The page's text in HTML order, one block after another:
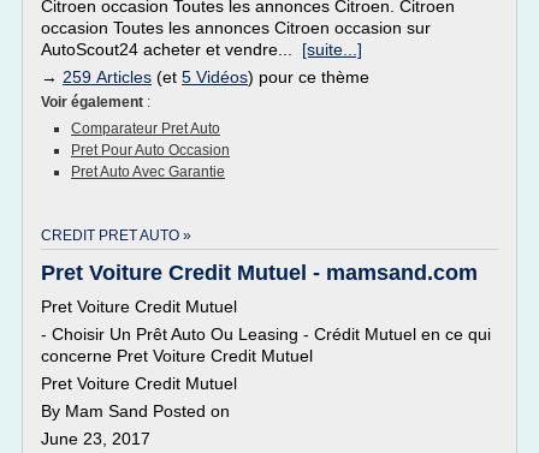
Citroen occasion Toutes les annonces Citroen. Citroen
occasion Toutes les annonces Citroen occasion sur
AutoScout24 acheter et vendre... [suite...]
→ 259 Articles (et 5 Vidéos) pour ce thème
Voir également :
Comparateur Pret Auto
Pret Pour Auto Occasion
Pret Auto Avec Garantie
CREDIT PRET AUTO »
Pret Voiture Credit Mutuel - mamsand.com
Pret Voiture Credit Mutuel
- Choisir Un Prêt Auto Ou Leasing - Crédit Mutuel en ce qui
concerne Pret Voiture Credit Mutuel
Pret Voiture Credit Mutuel
By Mam Sand Posted on
June 23, 2017